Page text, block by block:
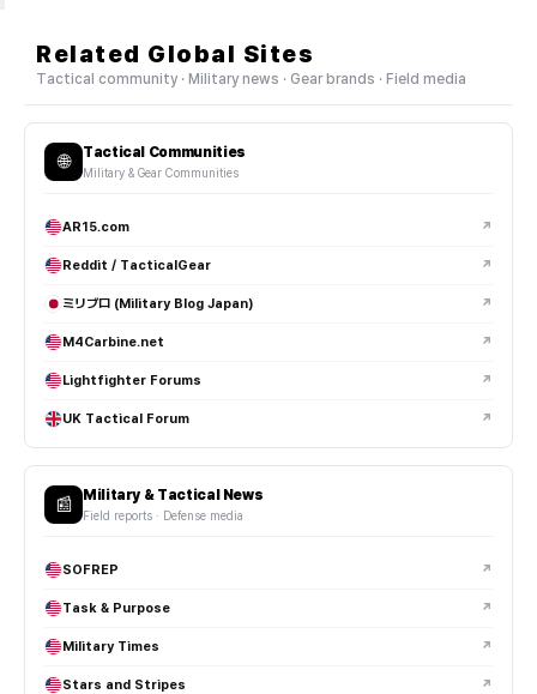
Related Global Sites
Tactical community · Military news · Gear brands · Field media
🌐 Tactical Communities
Military & Gear Communities
AR15.com ↗
Reddit / TacticalGear ↗
ミリブロ (Military Blog Japan) ↗
M4Carbine.net ↗
Lightfighter Forums ↗
UK Tactical Forum ↗
📰 Military & Tactical News
Field reports · Defense media
SOFREP ↗
Task & Purpose ↗
Military Times ↗
Stars and Stripes ↗